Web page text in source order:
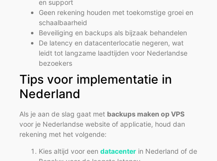
en support
Geen rekening houden met toekomstige groei en
schaalbaarheid
Beveiliging en backups als bijzaak behandelen
De latency en datacenterlocatie negeren, wat
leidt tot langzame laadtijden voor Nederlandse
bezoekers
Tips voor implementatie in
Nederland
Als je aan de slag gaat met backups maken op VPS
voor je Nederlandse website of applicatie, houd dan
rekening met het volgende:
Kies altijd voor een datacenter in Nederland of de